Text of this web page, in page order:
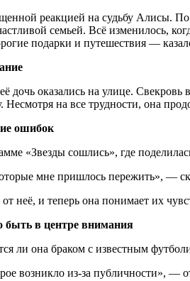
реакцией на судьбу Алисы.
семьей. Всё изменилось,
подарки и путешествия —
дочь оказались на улице.
Несмотря на все трудности, она
ошибок
«Звезды сошлись», где
мне пришлось пережить», —
неё, и теперь она понимает их
быть в центре внимания
ли она браком с известным
возникло из-за публичности», —